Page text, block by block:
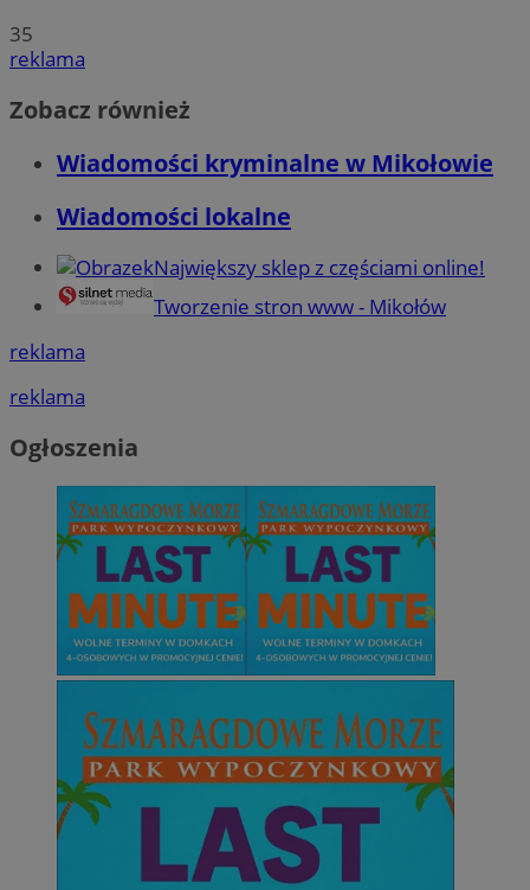
35
reklama
Zobacz również
Wiadomości kryminalne w Mikołowie
Wiadomości lokalne
Największy sklep z częściami online!
Tworzenie stron www - Mikołów
reklama
reklama
Ogłoszenia